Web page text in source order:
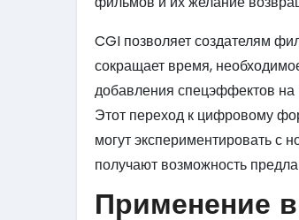
CGI позволяет создателям
сокращает время,
добавления спецэффектов на
Этот переход к цифровому
могут экспериментировать с
получают возможность
Применение